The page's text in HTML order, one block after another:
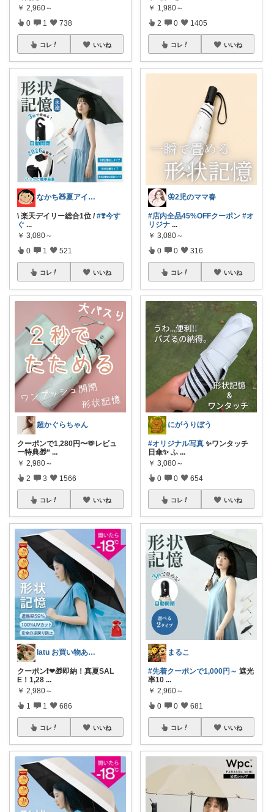
￥ 2,960～
0 1 738
コレ いいね
なかち🧸夏アイテム＆便利グッズ✨
\ 楽天デイリー総合1位 /#❣️今す
ぐ ...
￥ 3,080～
0 1 521
コレ いいね
超かぐらちゃん
クーポンで1,280円〜🫶レビュ
ー特典🎁“ ...
￥ 2,980～
2 3 1566
コレ いいね
latu お買い物ありがとうございます
クーポン❗❤🎁即納！真夏SAL
E！1,28 ...
￥ 2,980～
1 1 686
コレ いいね
￥ 1,980～
2 0 1405
コレ いいね
🦋2児のママ春
#店内全品45%OFFクーポン #オ
リジナ ...
￥ 3,080～
0 0 316
コレ いいね
にがうりぼう
#オリジナル写真 ✨ワンタッチ
日傘✨ ふ ...
￥ 3,080～
0 0 654
コレ いいね
まるこ
#先着クーポンで1,000円～ 遮光
率10 ...
￥ 2,960～
0 0 681
コレ いいね